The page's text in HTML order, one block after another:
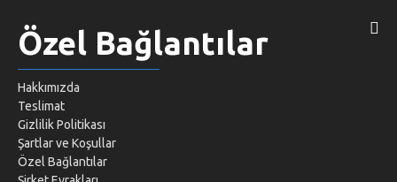
Özel Bağlantılar
Hakkımızda
Teslimat
Gizlilik Politikası
Şartlar ve Koşullar
Özel Bağlantılar